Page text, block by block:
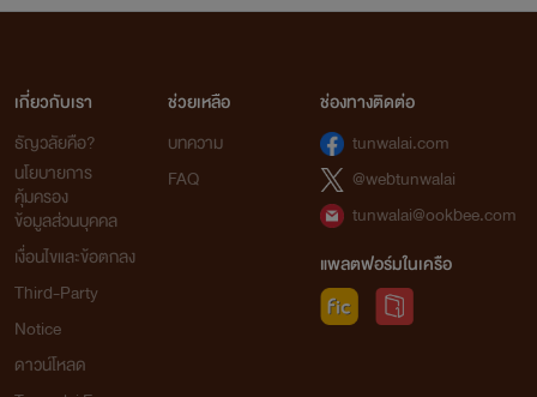
เกี่ยวกับเรา
ธัญวลัยคือ?
นโยบายการ
คุ้มครอง
ข้อมูลส่วนบุคคล
เงื่อนไขและข้อตกลง
Third-Party
Notice
ดาวน์โหลด
ช่วยเหลือ
บทความ
FAQ
ช่องทางติดต่อ
tunwalai.com
@webtunwalai
tunwalai@ookbee.com
แพลตฟอร์มในเครือ